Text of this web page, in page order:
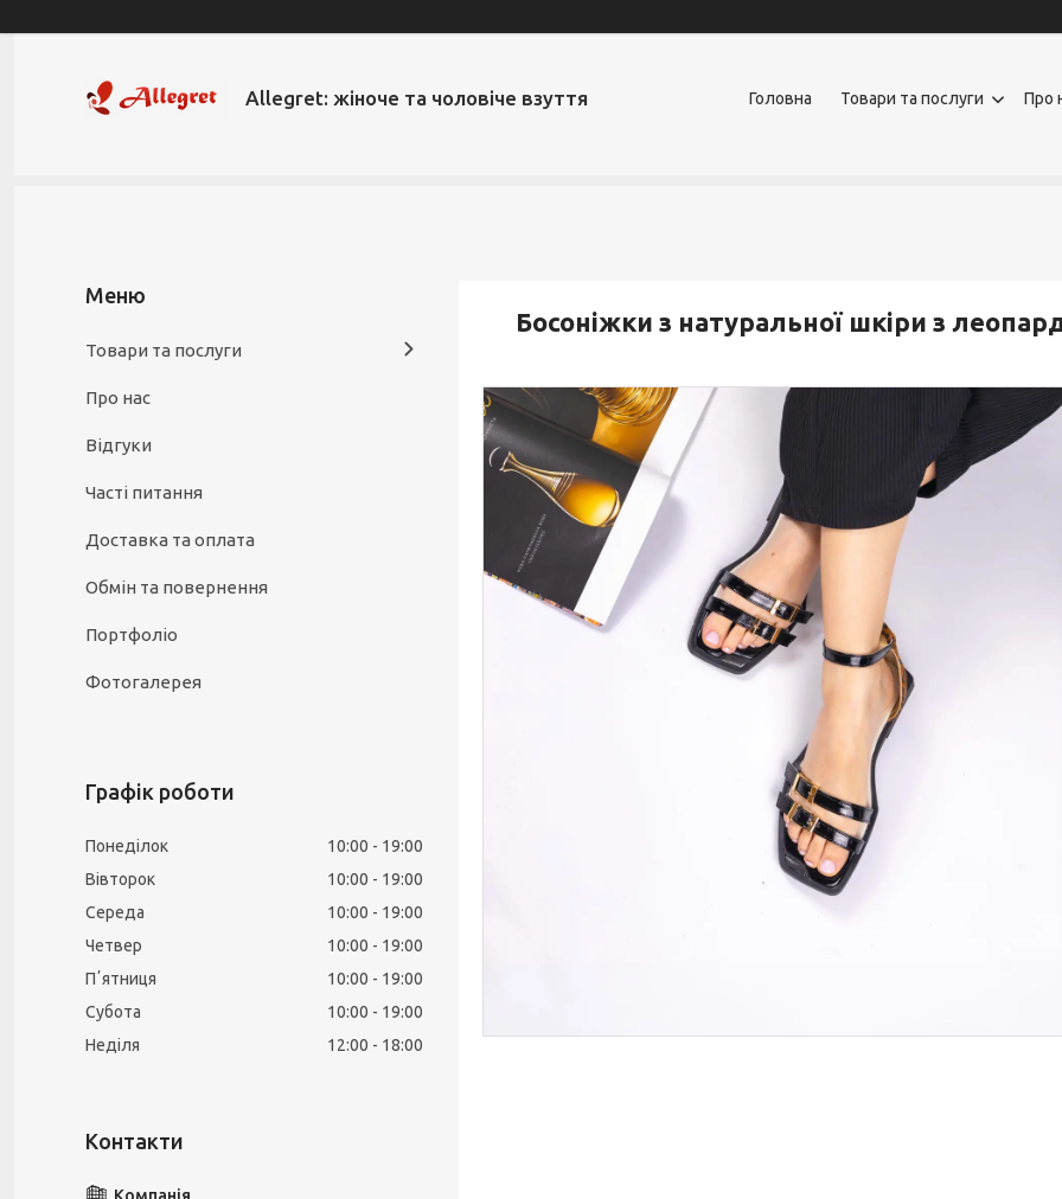
Allegret: жіноче та чоловіче взуття Головна Товари та послуги Про
Босоніжки з натуральної шкіри з
Товари та послуги
Про нас
Відгуки
Часті питання
Доставка та оплата
Обмін та повернення
Портфоліо
Фотогалерея
Графік роботи
Понеділок 10:00
19:00
Вівторок
10:00
19:00
Середа
10:00
19:00
Четвер
10:00
19:00
Пʼятниця
10:00
19:00
Субота
10:00
19:00
Неділя
12:00 18:00